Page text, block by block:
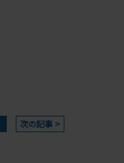
次の記事 >